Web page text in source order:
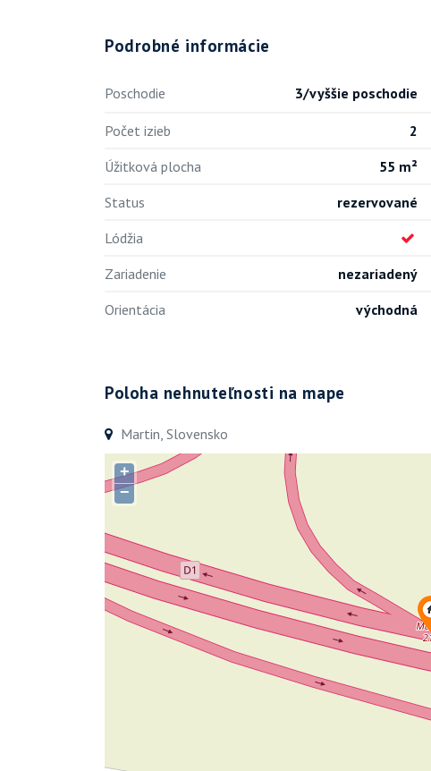
Podrobné informácie
Poschodie 3/vyššie poschodie
Počet izieb 2
Úžitková plocha
55 m²
Status
rezervované
Lódžia
Zariadenie
nezariadený
Orientácia
východná
Poloha nehnuteľnosti na mape
Martin, Slovensko
+
−